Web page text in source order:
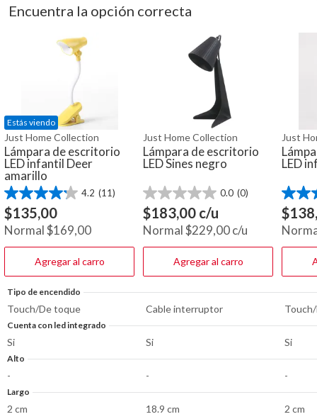
Encuentra la opción correcta
Estás viendo
Just Home Collection
Lámpara de escritorio
LED infantil Deer
amarillo
4.2 (11)
4.2
de
5
estrellas.
$135,00
Normal$169,00
Agregar al carro
Just Home Collection
Lámpara de escritorio
LED Sines negro
0.0 (0)
0.0
de
5
estrellas.
$183,00 c/u
Normal$229,00c/u
Agregar al carro
Just
LED
3.9
de
5
$
Tipo de encendido
Touch/De toque Cable interruptor
Cuenta con led integrado
Si Si Si
Alto
- - -
Largo
2 cm 18.9 cm 2 cm